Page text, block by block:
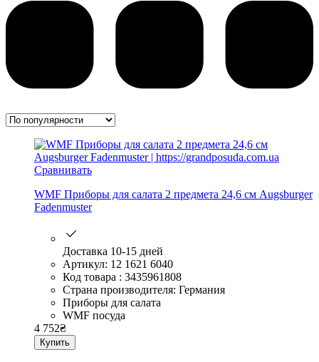
Сравнивать
WMF Приборы для салата 2 предмета 24,6 см Augsburger
Fadenmuster
Доставка 10-15 дней
Артикул: 12 1621 6040
Код товара : 3435961808
Страна производителя: Германия
Приборы для салата
WMF посуда
4 752₴
Купить